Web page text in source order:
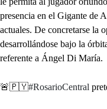
presencia en el Gigante de
actuales. De concretarse la
desarrollándose bajo la
referente a Ángel Di María.
🚨🇵🇾#RosarioCentral